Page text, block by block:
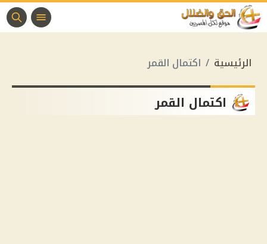
الرئيسية اكتمال القمر
اكتمال القمر